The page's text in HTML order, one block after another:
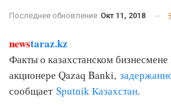
Последнее обновление Окт 11, 2018
newstaraz.kz
Факты о казахстанском
акционере Qazaq Banki,
сообщает Sputnik Казахстан.